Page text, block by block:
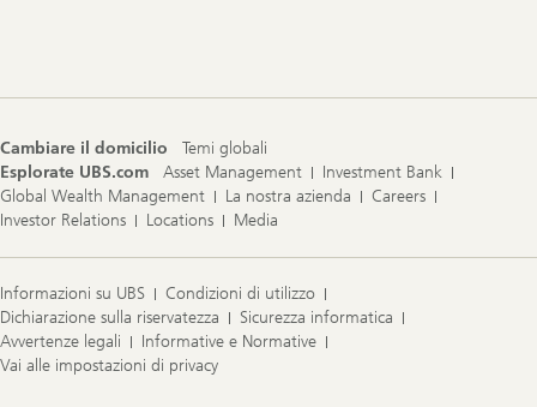
Cambiare il domicilio
Temi globali
Esplorate UBS.com
Asset Management
Investment Bank
Global Wealth Management
La nostra azienda
Careers
Investor Relations
Locations Media
Informazioni su UBS
Condizioni di utilizzo
Dichiarazione sulla riservatezza
Sicurezza informatica
Avvertenze legali
Informative e Normative
Vai alle impostazioni di privacy